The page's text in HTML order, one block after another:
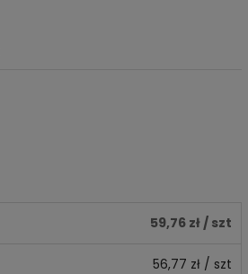
59,76 zł / szt
56,77 zł / szt